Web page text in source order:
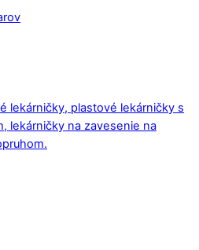
lekárničky, plastové lekárničky s
lekárničky na zavesenie na